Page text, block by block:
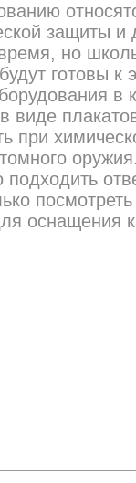
защиты
но
готовы к
в
виде
при
оснащения